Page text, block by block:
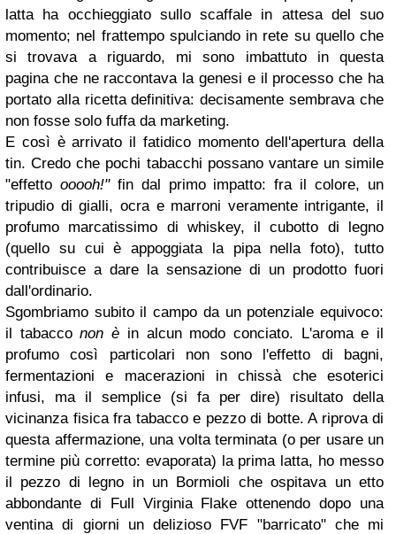
latta ha occhieggiato sullo scaffale in attesa del suo
momento; nel frattempo spulciando in rete su quello che
si trovava a riguardo, mi sono imbattuto in questa
pagina che ne raccontava la genesi e il processo che ha
portato alla ricetta definitiva: decisamente sembrava che
non fosse solo fuffa da marketing.
E così è arrivato il fatidico momento dell'apertura della
tin. Credo che pochi tabacchi possano vantare un simile
"effetto ooooh!" fin dal primo impatto: fra il colore, un
tripudio di gialli, ocra e marroni veramente intrigante, il
profumo marcatissimo di whiskey, il cubotto di legno
(quello su cui è appoggiata la pipa nella foto), tutto
contribuisce a dare la sensazione di un prodotto fuori
dall'ordinario.
Sgombriamo subito il campo da un potenziale equivoco:
il tabacconon è in alcun modo conciato. L'aroma e il
profumo così particolari non sono l'effetto di bagni,
fermentazioni e macerazioni in chissà che esoterici
infusi, ma il semplice (si fa per dire) risultato della
vicinanza fisica fra tabacco e pezzo di botte. A riprova di
questa affermazione, una volta terminata (o per usare un
termine più corretto: evaporata) la prima latta, ho messo
il pezzo di legno in un Bormioli che ospitava un etto
abbondante di Full Virginia Flake ottenendo dopo una
ventina di giorni un delizioso FVF "barricato" che mi